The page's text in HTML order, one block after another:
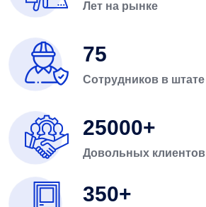
Лет на рынке
75
Сотрудников в штате
25000
Довольных клиентов
350